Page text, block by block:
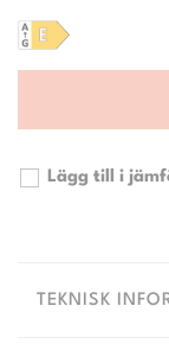
Lägg till i
TEKNISK